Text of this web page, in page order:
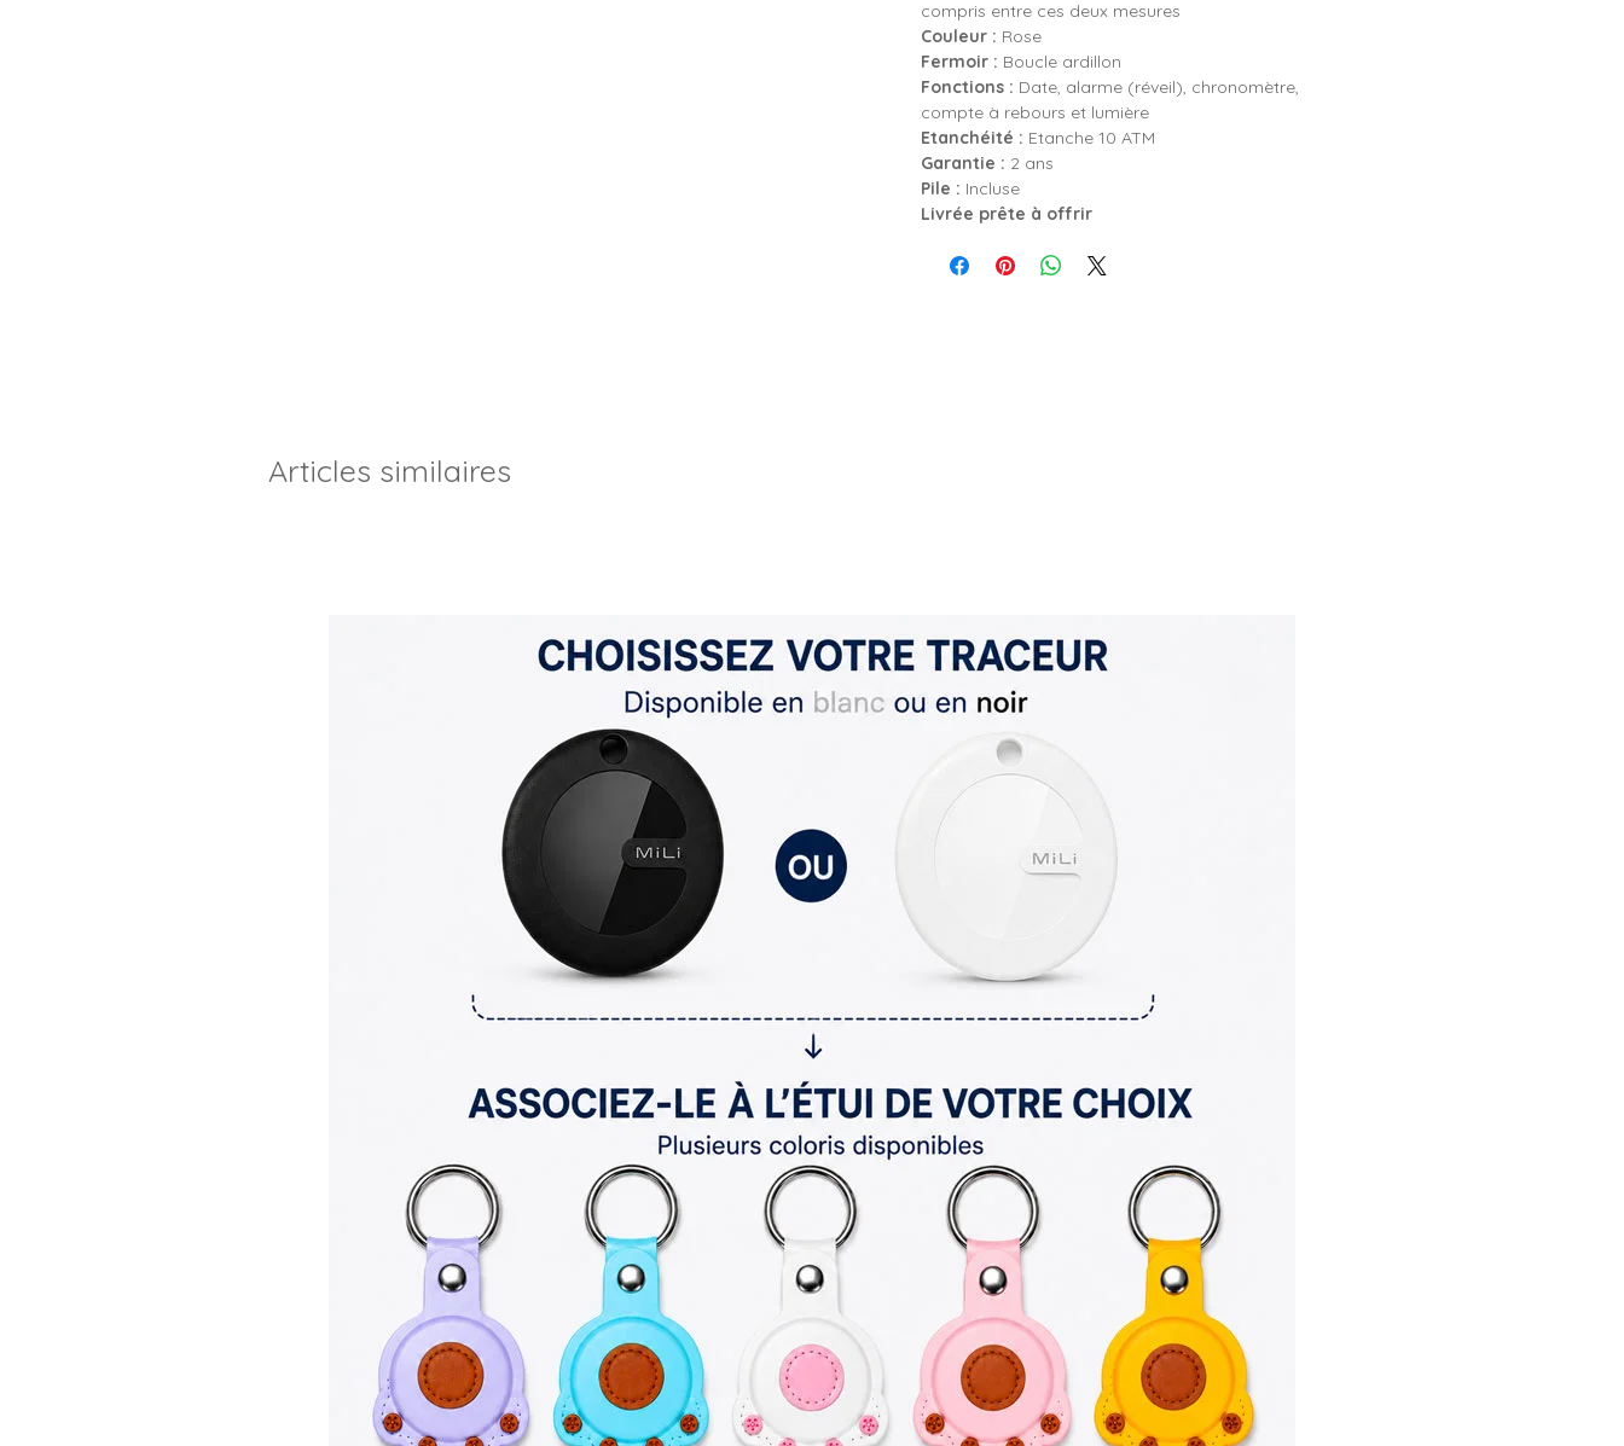
compris entre ces deux mesures
Couleur : Rose
Fermoir : Boucle ardillon
Fonctions : Date, alarme (réveil), chronomètre,
compte à rebours et lumière
Etanchéité : Etanche 10 ATM
Garantie : 2 ans
Pile : Incluse
Livrée prête à offrir
Articles similaires